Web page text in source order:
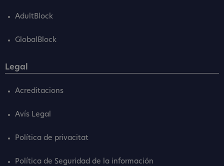
AdultBlock
GlobalBlock
Legal
Acreditacions
Avís Legal
Política de privacitat
Política de Seguridad de la información